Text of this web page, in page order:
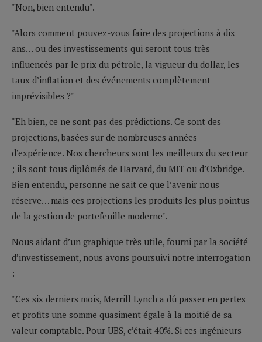
"Non, bien entendu".
"Alors comment pouvez-vous faire des projections à dix
ans… ou des investissements qui seront tous très
influencés par le prix du pétrole, la vigueur du dollar, les
taux d’inflation et des événements complètement
imprévisibles ?"
"Eh bien, ce ne sont pas des prédictions. Ce sont des
projections, basées sur de nombreuses années
d’expérience. Nos chercheurs sont les meilleurs du secteur
; ils sont tous diplômés de Harvard, du MIT ou d’Oxbridge.
Bien entendu, personne ne sait ce que l’avenir nous
réserve… mais ces projections les produits les plus pointus
de la gestion de portefeuille moderne".
Nous aidant d’un graphique très utile, fourni par la société
d’investissement, nous avons poursuivi notre interrogation
:
"Ces six derniers mois, Merrill Lynch a dû passer en pertes
et profits une somme quasiment égale à la moitié de sa
valeur comptable. Pour UBS, c’était 40%. Si ces ingénieurs